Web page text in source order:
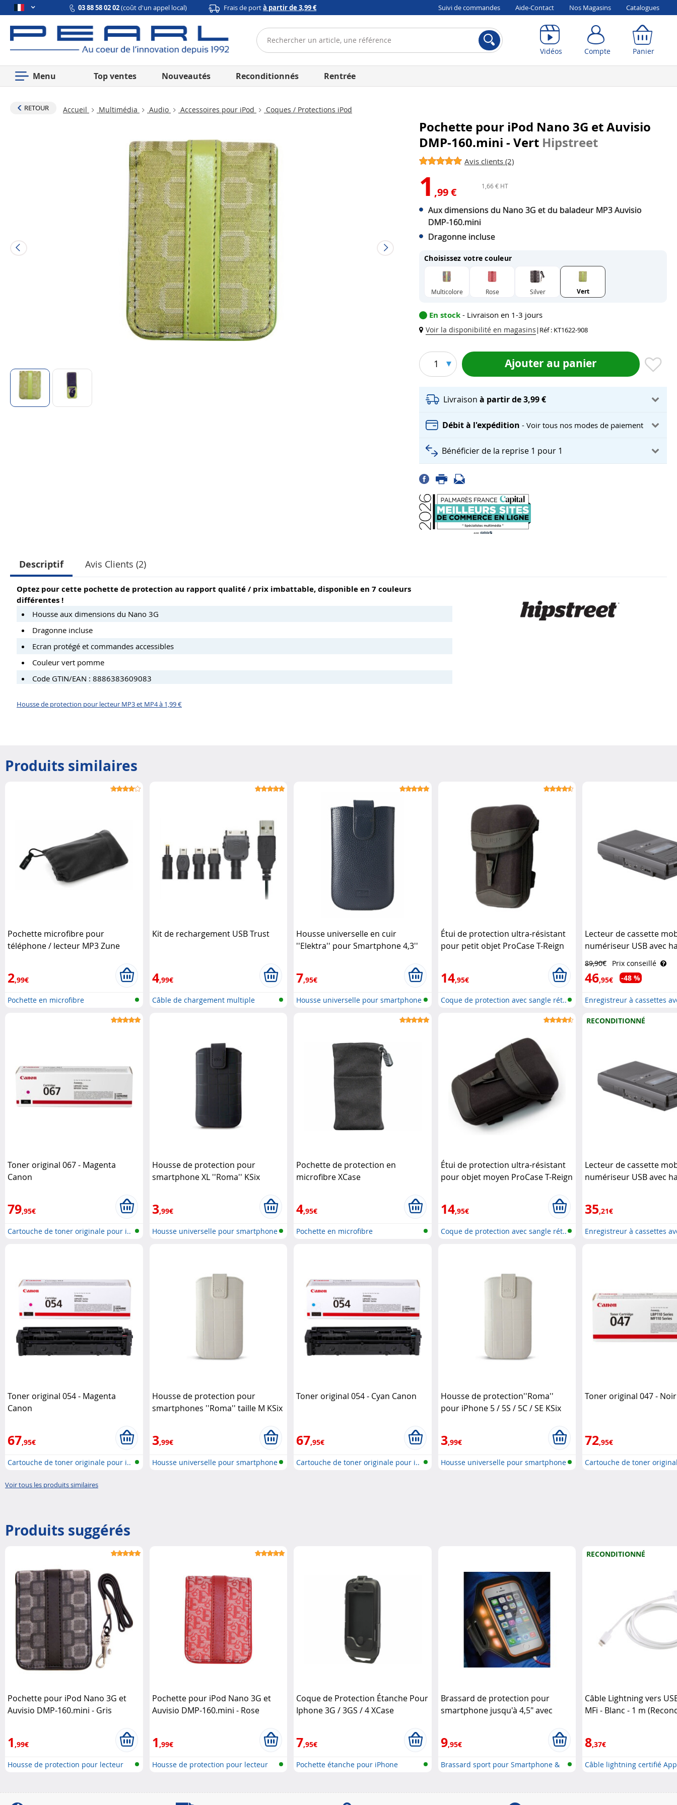
03 88 58 02 02(coût d'un appel local) Frais de portà partir de 3,99 € Suivi de commandes Aide-Contact Nos Magasins Catalogues
Vidéos Compte Panier
Menu Top ventes Nouveautés Reconditionnés Rentrée
RETOUR Accueil Multimédia Audio Accessoires pour iPod Coques / Protections iPod
Pochette pour iPod Nano 3G et Auvisio
DMP-160.mini - Vert Hipstreet
Avis clients (2)
1 ,99 € 1,66 € HT
Aux dimensions du Nano 3G et du baladeur MP3 Auvisio
DMP-160.mini
Dragonne incluse
Choisissez votre couleur
Multicolore Rose Silver Vert
En stock - Livraison en 1-3 jours
Voir la disponibilité en magasins | Réf : KT1622-908
1 Ajouter au panier
Livraisonà partir de 3,99 €
Débit à l'expédition- Voir tous nos modes de paiement
Bénéficier de la reprise 1 pour 1
Descriptif Avis Clients (2)
Optez pour cette pochette de protection au rapport qualité / prix imbattable, disponible en 7 couleurs
différentes !
Housse aux dimensions du Nano 3G
Dragonne incluse
Ecran protégé et commandes accessibles
Couleur vert pomme
Code GTIN/EAN : 8886383609083
Housse de protection pour lecteur MP3 et MP4 à 1,99 €
Produits similaires
Pochette microfibre pour
téléphone / lecteur MP3 Zune
2,99€
Pochette en microfibre
Kit de rechargement USB Trust
4,99€
Câble de chargement multiple
Housse universelle en cuir
''Elektra'' pour Smartphone 4,3''
7,95€
Housse universelle pour smartphone
Étui de protection ultra-résistant
pour petit objet ProCase T-Reign
14,95€
Coque de protection avec sangle rét..
Lecteur de cassette
numériseur USB avec
parleur, prise casque et
microphone Auvisio
89,90€ Prix conseillé
46,95€ -48 %
Enregistreur à cassettes
Toner original 067 - Magenta
Canon
79,95€
Cartouche de toner originale pour i..
Housse de protection pour
smartphone XL ''Roma'' KSix
3,99€
Housse universelle pour smartphone
Pochette de protection en
microfibre XCase
4,95€
Pochette en microfibre
Étui de protection ultra-résistant
pour objet moyen ProCase T-Reign
14,95€
Coque de protection avec sangle rét..
RECONDITIONNÉ
Lecteur de cassette
numériseur USB avec
35,21€
Enregistreur à cassettes
Toner original 054 - Magenta
Canon
67,95€
Cartouche de toner originale pour i..
Housse de protection pour
smartphones ''Roma'' taille M KSix
3,99€
Housse universelle pour smartphone
Toner original 054 - Cyan Canon
67,95€
Cartouche de toner originale pour i..
Housse de protection''Roma''
pour iPhone 5 / 5S / 5C / SE KSix
3,99€
Housse universelle pour smartphone
Toner original 047 -
72,95€
Cartouche de toner
Voir tous les produits similaires
Produits suggérés
Pochette pour iPod Nano 3G et
Auvisio DMP-160.mini - Gris
1 ,99€
Housse de protection pour lecteur
Pochette pour iPod Nano 3G et
Auvisio DMP-160.mini - Rose
1 ,99€
Housse de protection pour lecteur
Coque de Protection Étanche Pour
Iphone 3G / 3GS / 4 XCase
7,95€
Pochette étanche pour iPhone
Brassard de protection pour
smartphone jusqu'à 4,5" avec
9,95€
Brassard sport pour Smartphone &
RECONDITIONNÉ
Câble Lightning vers
MFi - Blanc - 1 m
8,37€
Câble lightning certifié
Compte Panier